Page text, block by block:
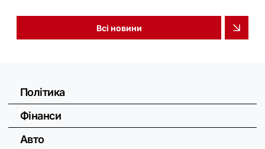
Всі новини
Політика
Фінанси
Авто